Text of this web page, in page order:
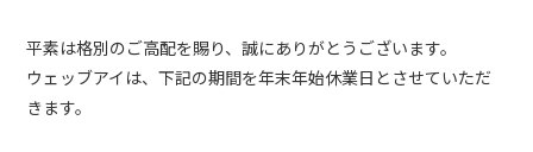
平素は格別のご高配を賜り、誠にありがとうございます。
ウェッブアイは、下記の期間を年末年始休業日とさせていただ
きます。